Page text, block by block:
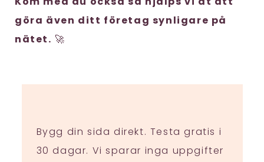
göra även ditt företag synligare på
nätet. 🚀
Bygg din sida direkt. Testa gratis i
30 dagar. Vi sparar inga uppgifter